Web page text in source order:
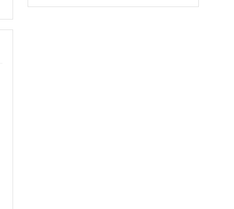
响；<&list>3.稳定器的转向胶套和球头